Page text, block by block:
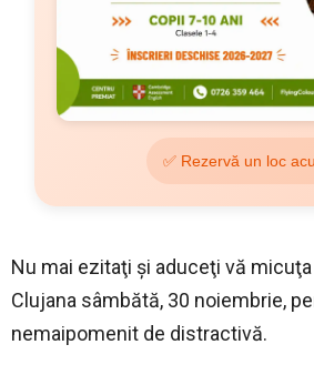
✅ Rezervă un loc
Nu mai ezitaţi şi aduceţi vă micuţa
Clujana sâmbătă, 30 noiembrie,
nemaipomenit de distractivă.